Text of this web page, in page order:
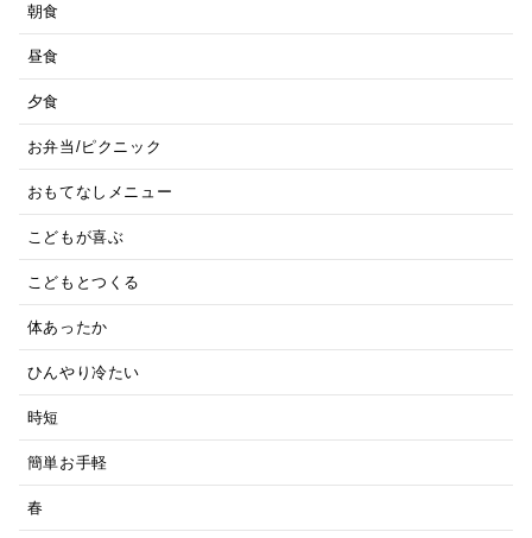
朝食
昼食
夕食
お弁当/ピクニック
おもてなしメニュー
こどもが喜ぶ
こどもとつくる
体あったか
ひんやり冷たい
時短
簡単お手軽
春